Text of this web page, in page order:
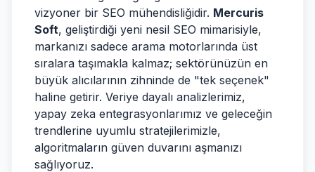
vizyoner bir SEO mühendisliğidir. Mercuris
Soft, geliştirdiği yeni nesil SEO mimarisiyle,
markanızı sadece arama motorlarında üst
sıralara taşımakla kalmaz; sektörünüzün en
büyük alıcılarının zihninde de "tek seçenek"
haline getirir. Veriye dayalı analizlerimiz,
yapay zeka entegrasyonlarımız ve geleceğin
trendlerine uyumlu stratejilerimizle,
algoritmaların güven duvarını aşmanızı
sağlıyoruz.